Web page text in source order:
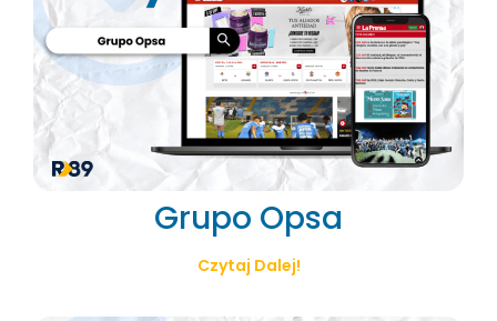
Grupo Opsa
Czytaj Dalej!